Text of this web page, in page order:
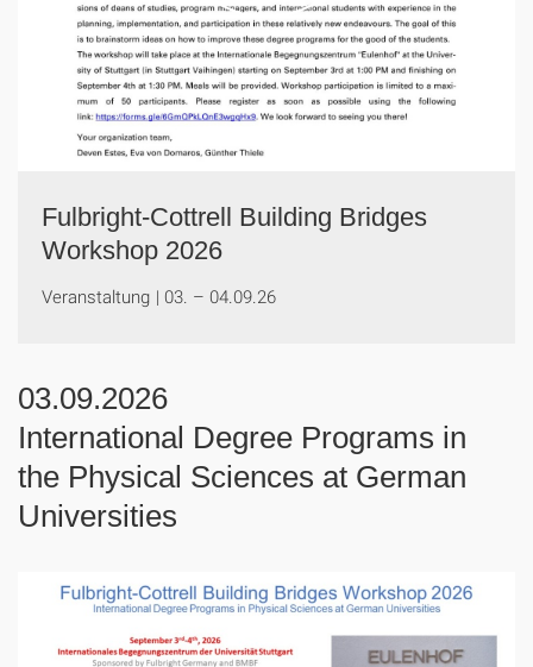
Fulbright-Cottrell Building Bridges
Workshop 2026
Veranstaltung | 03. – 04.09.26
03.09.2026
International Degree Programs in
the Physical Sciences at German
Universities